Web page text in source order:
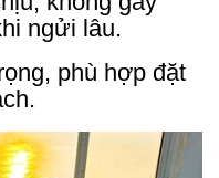
ngửi lâu.
phù hợp đặt